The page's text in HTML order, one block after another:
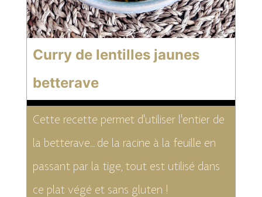
Curry de lentilles jaunes
betterave
Cette recette permet d'utiliser l'entier de
la betterave… de la racine à la feuille en
passant par la tige, tout est utilisé dans
ce plat végé et sans gluten !